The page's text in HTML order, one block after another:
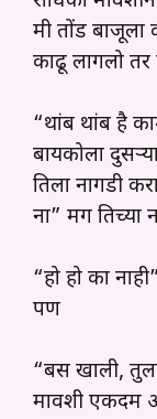
मी तोंड
काढू लागलो
“थांब थांब है
बायकोला
तिला नागडी
ना” मग
“हो हो का
पण
“बस खाली,
मावशी एकदम